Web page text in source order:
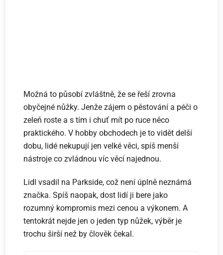
Možná to působí zvláštně, že se řeší zrovna
obyčejné nůžky. Jenže zájem o pěstování a péči o
zeleň roste a s tím i chuť mít po ruce něco
praktického. V hobby obchodech je to vidět delší
dobu, lidé nekupují jen velké věci, spíš menší
nástroje co zvládnou víc věcí najednou.
Lidl vsadil na Parkside, což není úplně neznámá
značka. Spíš naopak, dost lidí ji bere jako
rozumný kompromis mezi cenou a výkonem. A
tentokrát nejde jen o jeden typ nůžek, výběr je
trochu širší než by člověk čekal.